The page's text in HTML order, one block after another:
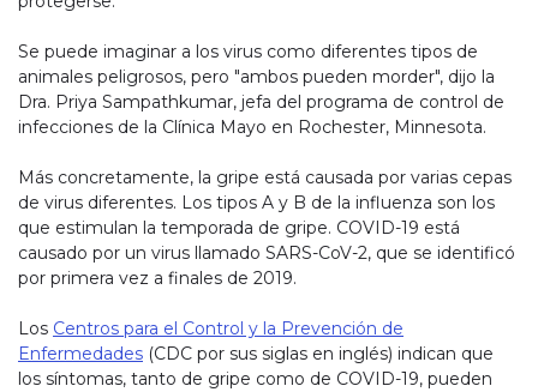
Se puede imaginar a los virus como diferentes tipos de
animales peligrosos, pero "ambos pueden morder", dijo la
Dra. Priya Sampathkumar, jefa del programa de control de
infecciones de la Clínica Mayo en Rochester, Minnesota.
Más concretamente, la gripe está causada por varias cepas
de virus diferentes. Los tipos A y B de la influenza son los
que estimulan la temporada de gripe. COVID-19 está
causado por un virus llamado SARS-CoV-2, que se identificó
por primera vez a finales de 2019.
Los Centros para el Control y la Prevención de
Enfermedades (CDC por sus siglas en inglés) indican que
los síntomas, tanto de gripe como de COVID-19, pueden